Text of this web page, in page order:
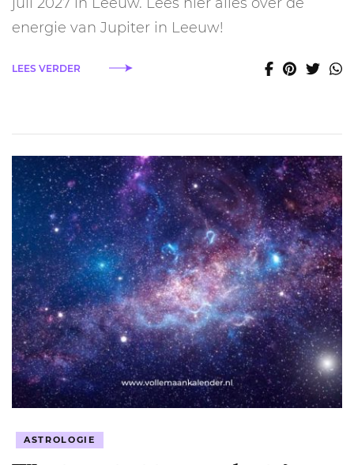
2027):
energie van Jupiter in Leeuw!
LEES VERDER
ASTROLOGIE